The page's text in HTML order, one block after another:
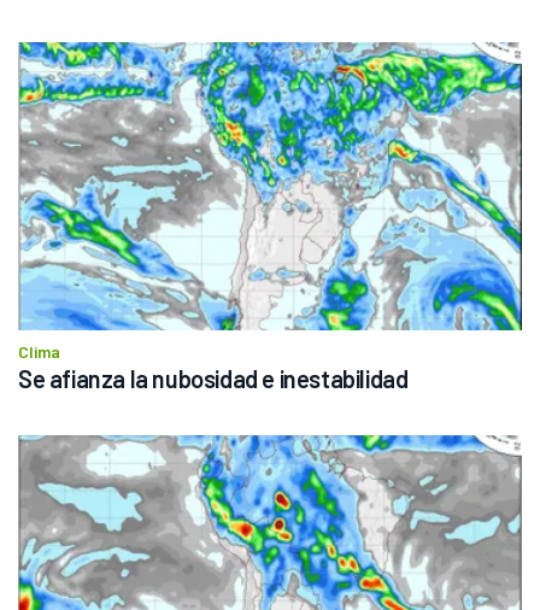
Clima
Se afianza la nubosidad e inestabilidad